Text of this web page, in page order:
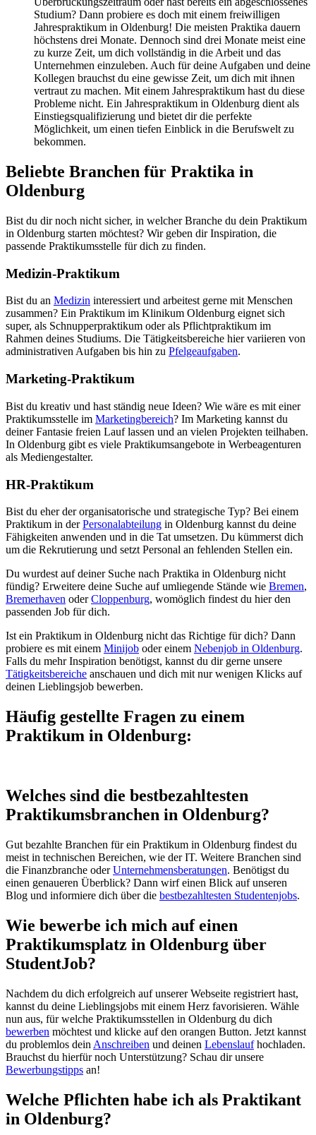
Studium? Dann probiere es doch mit einem freiwilligen
Jahrespraktikum in Oldenburg! Die meisten Praktika dauern
höchstens drei Monate. Dennoch sind drei Monate meist eine
zu kurze Zeit, um dich vollständig in die Arbeit und das
Unternehmen einzuleben. Auch für deine Aufgaben und deine
Kollegen brauchst du eine gewisse Zeit, um dich mit ihnen
vertraut zu machen. Mit einem Jahrespraktikum hast du diese
Probleme nicht. Ein Jahrespraktikum in Oldenburg dient als
Einstiegsqualifizierung und bietet dir die perfekte
Möglichkeit, um einen tiefen Einblick in die Berufswelt zu
bekommen.
Beliebte Branchen für Praktika in
Oldenburg
Bist du dir noch nicht sicher, in welcher Branche du dein Praktikum
in Oldenburg starten möchtest? Wir geben dir Inspiration, die
passende Praktikumsstelle für dich zu finden.
Medizin-Praktikum
Bist du an Medizin interessiert und arbeitest gerne mit Menschen
zusammen? Ein Praktikum im Klinikum Oldenburg eignet sich
super, als Schnupperpraktikum oder als Pflichtpraktikum im
Rahmen deines Studiums. Die Tätigkeitsbereiche hier variieren von
administrativen Aufgaben bis hin zu Pfelgeaufgaben.
Marketing-Praktikum
Bist du kreativ und hast ständig neue Ideen? Wie wäre es mit einer
Praktikumsstelle im Marketingbereich? Im Marketing kannst du
deiner Fantasie freien Lauf lassen und an vielen Projekten teilhaben.
In Oldenburg gibt es viele Praktikumsangebote in Werbeagenturen
als Mediengestalter.
HR-Praktikum
Bist du eher der organisatorische und strategische Typ? Bei einem
Praktikum in derPersonalabteilung in Oldenburg kannst du deine
Fähigkeiten anwenden und in die Tat umsetzen. Du kümmerst dich
um die Rekrutierung und setzt Personal an fehlenden Stellen ein.
Du wurdest auf deiner Suche nach Praktika in Oldenburg nicht
fündig? Erweitere deine Suche auf umliegende Stände wie Bremen,
Bremerhaven oderCloppenburg, womöglich findest du hier den
passenden Job für dich.
Ist ein Praktikum in Oldenburg nicht das Richtige für dich? Dann
probiere es mit einem Minijob oder einem Nebenjob in Oldenburg.
Falls du mehr Inspiration benötigst, kannst du dir gerne unsere
Tätigkeitsbereiche anschauen und dich mit nur wenigen Klicks auf
deinen Lieblingsjob bewerben.
Häufig gestellte Fragen zu einem
Praktikum in Oldenburg:
Welches sind die bestbezahltesten
Praktikumsbranchen in Oldenburg?
Gut bezahlte Branchen für ein Praktikum in Oldenburg findest du
meist in technischen Bereichen, wie der IT. Weitere Branchen sind
die Finanzbranche oderUnternehmensberatungen. Benötigst du
einen genaueren Überblick? Dann wirf einen Blick auf unseren
Blog und informiere dich über die bestbezahltesten Studentenjobs.
Wie bewerbe ich mich auf einen
Praktikumsplatz in Oldenburg über
StudentJob?
Nachdem du dich erfolgreich auf unserer Webseite registriert hast,
kannst du deine Lieblingsjobs mit einem Herz favorisieren. Wähle
nun aus, für welche Praktikumsstellen in Oldenburg du dich
bewerben möchtest und klicke auf den orangen Button. Jetzt kannst
du problemlos dein Anschreiben und deinen Lebenslaufhochladen.
Brauchst du hierfür noch Unterstützung? Schau dir unsere
Bewerbungstipps an!
Welche Pflichten habe ich als Praktikant
in Oldenburg?